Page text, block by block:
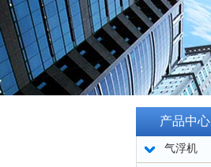
产品中心
气浮机